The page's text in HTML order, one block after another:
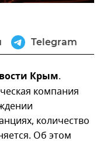
Telegram
Крым.
компания
количество
Об этом